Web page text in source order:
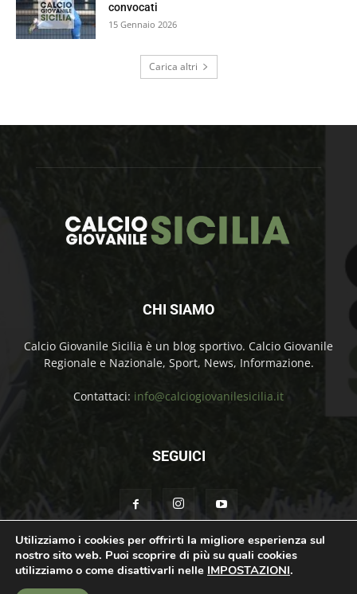
convocati
15 Gennaio 2026
Carica altri
CHI SIAMO
Calcio Giovanile Sicilia è un blog sportivo. Calcio Giovanile
Regionale e Nazionale, Sport, News, Informazione.
Contattaci: info@calciogiovanilesicilia.it
SEGUICI
Chi Siamo Contatti Cookie Policy Privacy Policy
© Calcio Giovanile Sicilia Copyright by Rosolino Ciprì | Support by
Utilizziamo i cookies per offrirti la migliore esperienza sul
nostro sito web. Puoi scoprire di più su quali cookies
utilizziamo o come disattivarli nelle IMPOSTAZIONI.